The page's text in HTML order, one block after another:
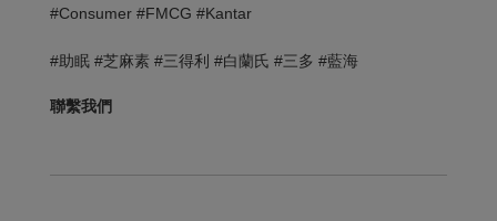
#Consumer #FMCG #Kantar
#助眠 #芝麻素 #三得利 #白蘭氏 #三多 #藍海
聯繫我們